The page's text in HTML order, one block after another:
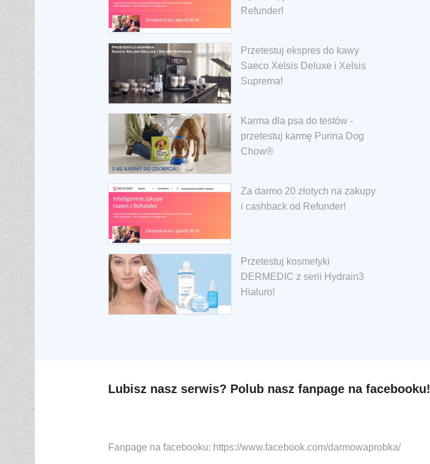
Refunder!
Przetestuj ekspres do kawy
Saeco Xelsis Deluxe i Xelsis
Suprema!
Karma dla psa do testów -
przetestuj karmę Purina Dog
Chow®
Za darmo 20 złotych na zakupy
i cashback od Refunder!
Przetestuj kosmetyki
DERMEDIC z serii Hydrain3
Hialuro!
Lubisz nasz serwis? Polub nasz fanpage na facebooku!
Fanpage na facebooku: https://www.facebook.com/darmowaprobka/